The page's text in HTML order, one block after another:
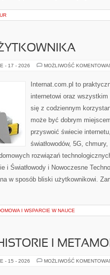
- 17 - 2026 MOŻLIWOŚĆ
Internat.com.pl to
internetowi oraz
się z codziennym
może być dobrym
przyswoić świecie
światłowodów, 5G,
rozwiązań
i Światłowody i Nowoczesne
w sposób bliski użytkownikowi.
I WSPARCIE W NAUCE
I
- 15 - 2026 MOŻLIWOŚĆ